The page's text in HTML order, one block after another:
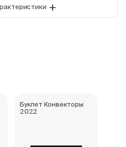
+
Буклет Конвекторы
2022